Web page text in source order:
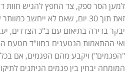
למען הסר ספק, צד החפץ להגיש חוות
זאת תוך 30 יום, שאם לא ייחשב
יבקר בדירה בתיאום עם ב"כ הצדדים,
ואי ההתאמות הנטענים בחוו"ד מטעם
"הפגמים") ויקבע מהם הפגמים, אם
המומחה יבחין בין פגמים הניתנים